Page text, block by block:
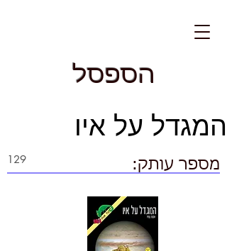
הספסל
מספר עותק:
המגדל על איו